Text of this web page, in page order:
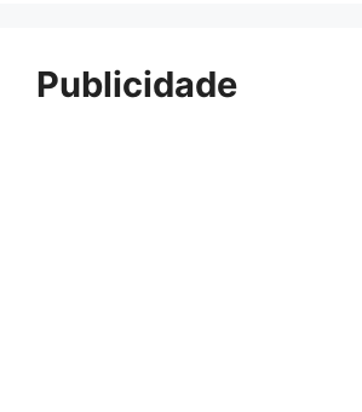
Publicidade